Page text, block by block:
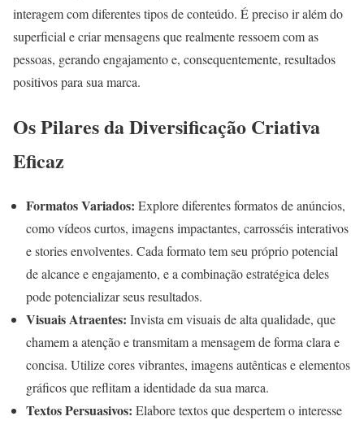
interagem com diferentes tipos de conteúdo. É preciso ir além do
superficial e criar mensagens que realmente ressoem com as
pessoas, gerando engajamento e, consequentemente, resultados
positivos para sua marca.
Os Pilares da Diversificação Criativa
Eficaz
Formatos Variados: Explore diferentes formatos de anúncios,
como vídeos curtos, imagens impactantes, carrosséis interativos
e stories envolventes. Cada formato tem seu próprio potencial
de alcance e engajamento, e a combinação estratégica deles
pode potencializar seus resultados.
Visuais Atraentes: Invista em visuais de alta qualidade, que
chamem a atenção e transmitam a mensagem de forma clara e
concisa. Utilize cores vibrantes, imagens autênticas e elementos
gráficos que reflitam a identidade da sua marca.
Textos Persuasivos: Elabore textos que despertem o interesse